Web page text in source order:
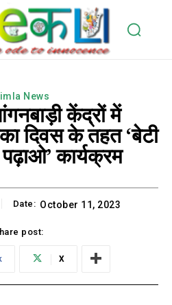
News
केंद्रों में
दिवस के तहत ‘बेटी
कार्यक्रम
Date: October 11, 2023
post:
X